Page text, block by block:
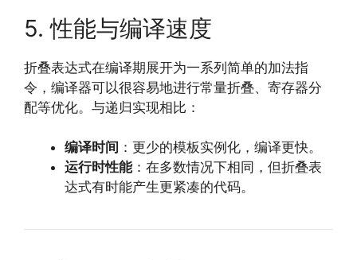
5. 性能与编译速度
折叠表达式在编译期展开为一系列简单的加法指
令，编译器可以很容易地进行常量折叠、寄存器分
配等优化。与递归实现相比：
编译时间 ：更少的模板实例化，编译更快。
运行时性能：在多数情况下相同，但折叠表
达式有时能产生更紧凑的代码。